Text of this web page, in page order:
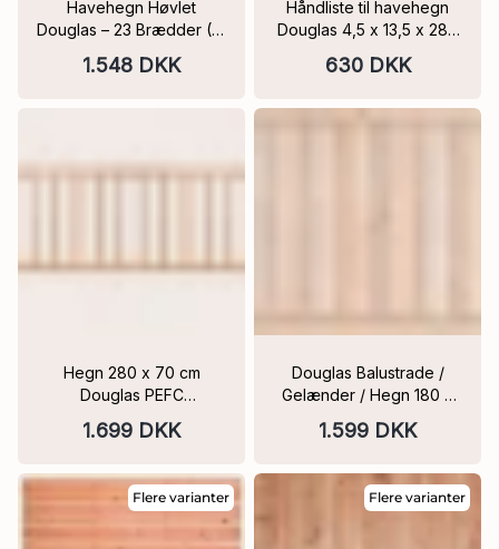
Havehegn Høvlet
Douglas – 23 Brædder (16
| PEFC
1.548 DKK
Håndliste til havehegn
Douglas 4,5 x 13,5 x 280
630 DKK
Hegn 280 x 70 cm
Douglas PEFC
1.699 DKK
Douglas Balustrade /
Gelænder / Hegn 180 x
1.599 DKK
Flere varianter Flere varianter